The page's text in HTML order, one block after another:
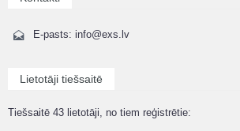
E-pasts: info@exs.lv
Lietotāji tiešsaitē
Tiešsaitē 43 lietotāji, no tiem reģistrētie: